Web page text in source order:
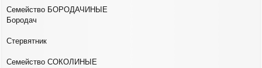
Семейство БОРОДАЧИНЫЕ
Бородач
Стервятник
Семейство СОКОЛИНЫЕ